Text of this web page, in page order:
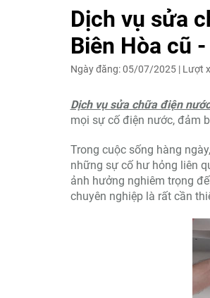
Dịch vụ sửa
Biên Hòa cũ
Ngày đăng:05/07/2025 | Lượt
Dịch vụ sửa chữa điện
mọi sự cố điện nước, đảm
Trong cuộc sống hàng
những sự cố hư hỏng liên
ảnh hưởng nghiêm trọng
chuyên nghiệp là rất cần